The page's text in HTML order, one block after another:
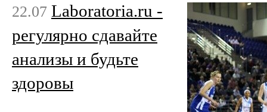
22.07 Laboratoria.ru -
регулярно сдавайте
анализы и будьте
здоровы